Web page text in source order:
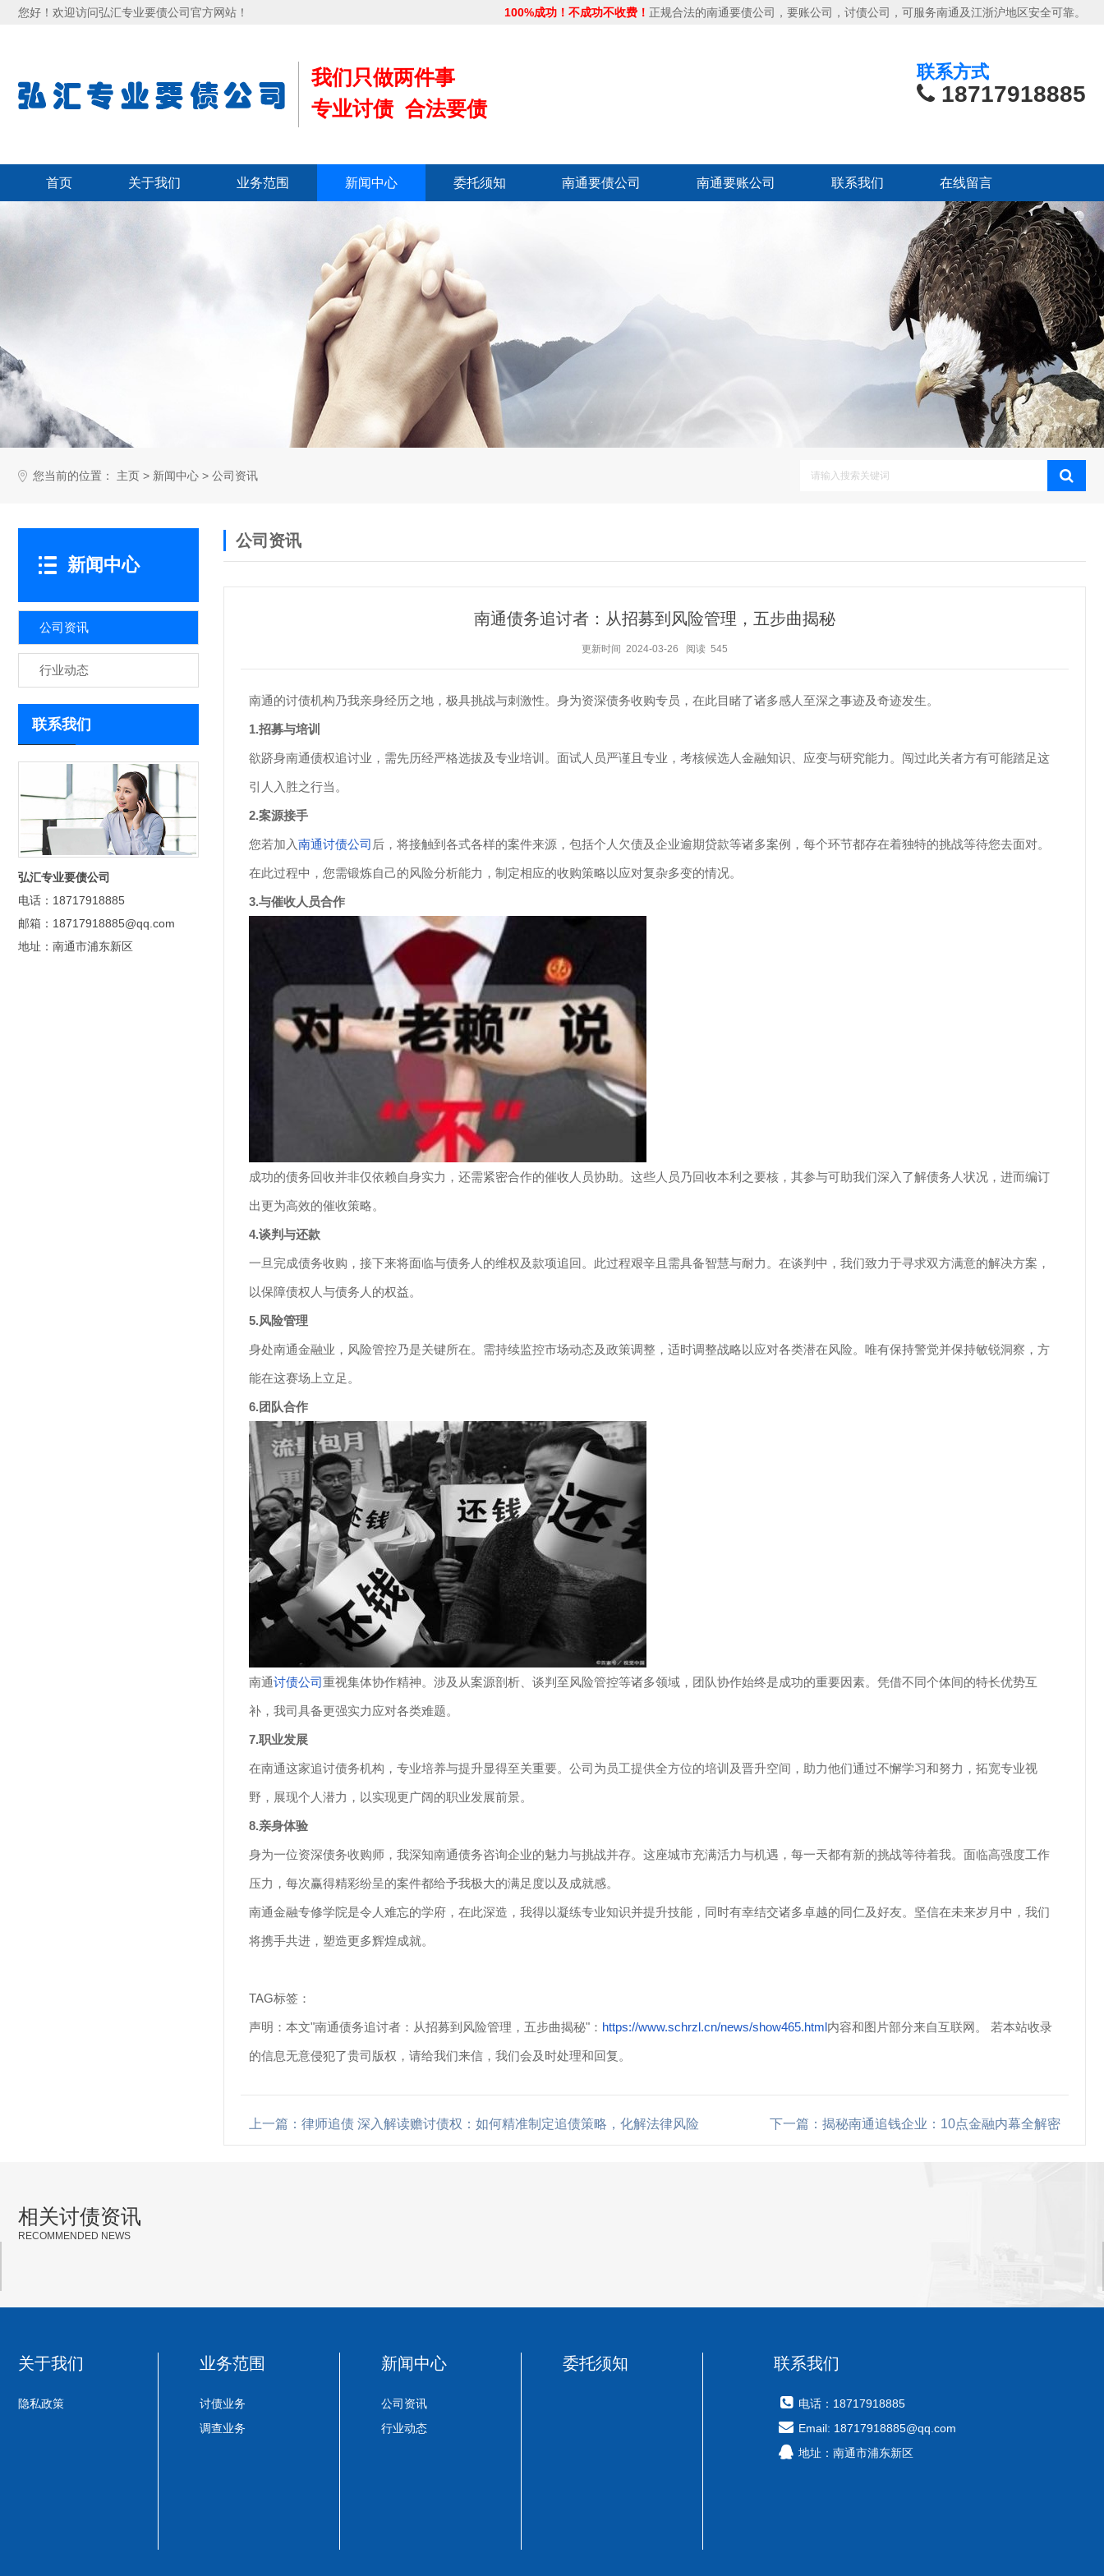
您好！欢迎访问弘汇专业要债公司官方网站！ 100%成功！不成功不收费！ 正规合法的南通要债公司，要账公司，讨债公司，可服务南通及江浙沪地区安全可靠。
我们只做两件事
专业讨债 合法要债
联系方式
18717918885
首页 关于我们 业务范围 新闻中心 委托须知 南通要债公司 南通要账公司 联系我们 在线留言
您当前的位置： 主页 > 新闻中心 > 公司资讯
新闻中心
公司资讯
行业动态
联系我们
弘汇专业要债公司
电话：18717918885
邮箱：18717918885@qq.com
地址：南通市浦东新区
公司资讯
南通债务追讨者：从招募到风险管理，五步曲揭秘
更新时间 2024-03-26 阅读 545
南通的讨债机构乃我亲身经历之地，极具挑战与刺激性。身为资深债务收购专员，在此目睹了诸多感人至深之事迹及奇迹发生。
1.招募与培训
欲跻身南通债权追讨业，需先历经严格选拔及专业培训。面试人员严谨且专业，考核候选人金融知识、应变与研究能力。闯过此关者方有可能踏足这
引人入胜之行当。
2.案源接手
您若加入南通讨债公司 后，将接触到各式各样的案件来源，包括个人欠债及企业逾期贷款等诸多案例，每个环节都存在着独特的挑战等待您去面对。
在此过程中，您需锻炼自己的风险分析能力，制定相应的收购策略以应对复杂多变的情况。
3.与催收人员合作
成功的债务回收并非仅依赖自身实力，还需紧密合作的催收人员协助。这些人员乃回收本利之要核，其参与可助我们深入了解债务人状况，进而编订
出更为高效的催收策略。
4.谈判与还款
一旦完成债务收购，接下来将面临与债务人的维权及款项追回。此过程艰辛且需具备智慧与耐力。在谈判中，我们致力于寻求双方满意的解决方案，
以保障债权人与债务人的权益。
5.风险管理
身处南通金融业，风险管控乃是关键所在。需持续监控市场动态及政策调整，适时调整战略以应对各类潜在风险。唯有保持警觉并保持敏锐洞察，方
能在这赛场上立足。
6.团队合作
南通讨债公司重视集体协作精神。涉及从案源剖析、谈判至风险管控等诸多领域，团队协作始终是成功的重要因素。凭借不同个体间的特长优势互
补，我司具备更强实力应对各类难题。
7.职业发展
在南通这家追讨债务机构，专业培养与提升显得至关重要。公司为员工提供全方位的培训及晋升空间，助力他们通过不懈学习和努力，拓宽专业视
野，展现个人潜力，以实现更广阔的职业发展前景。
8.亲身体验
身为一位资深债务收购师，我深知南通债务咨询企业的魅力与挑战并存。这座城市充满活力与机遇，每一天都有新的挑战等待着我。面临高强度工作
压力，每次赢得精彩纷呈的案件都给予我极大的满足度以及成就感。
南通金融专修学院是令人难忘的学府，在此深造，我得以凝练专业知识并提升技能，同时有幸结交诸多卓越的同仁及好友。坚信在未来岁月中，我们
将携手共进，塑造更多辉煌成就。
TAG标签：
声明：本文"南通债务追讨者：从招募到风险管理，五步曲揭秘"： https://www.schrzl.cn/news/show465.html内容和图片部分来自互联网。 若本站收录
的信息无意侵犯了贵司版权，请给我们来信，我们会及时处理和回复。
上一篇：律师追债 深入解读赡讨债权：如何精准制定追债策略，化解法律风险 下一篇：揭秘南通追钱企业：10点金融内幕全解密
相关讨债资讯
RECOMMENDED NEWS
关于我们
隐私政策
业务范围
讨债业务
调查业务
新闻中心
公司资讯
行业动态
委托须知 联系我们
电话：18717918885
Email: 18717918885@qq.com
地址：南通市浦东新区